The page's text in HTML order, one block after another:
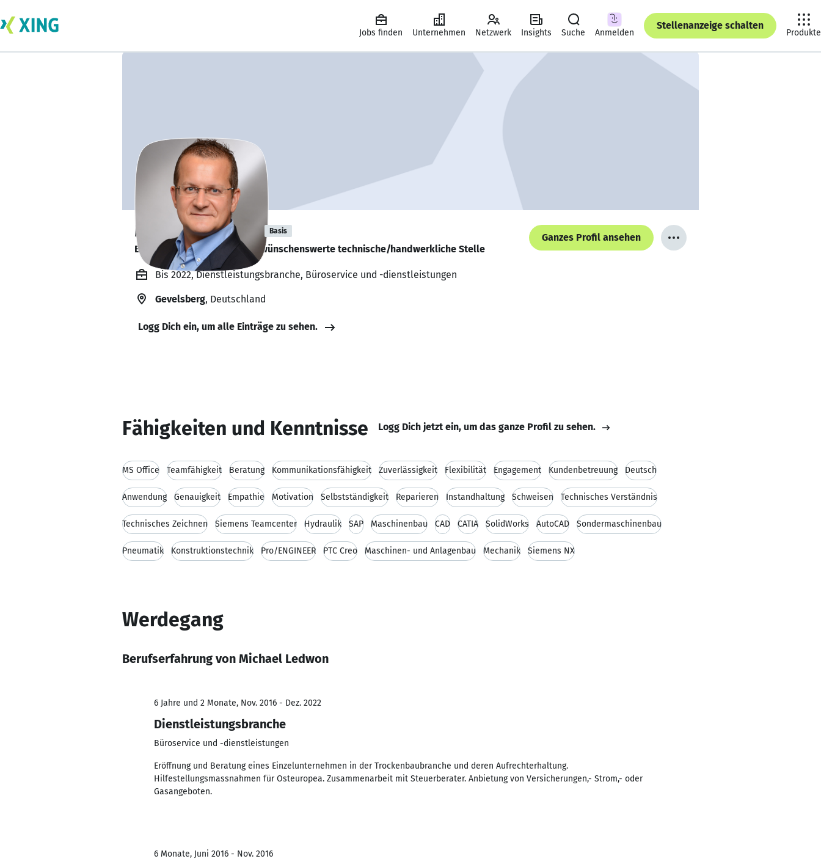
Jobs finden Unternehmen Netzwerk Insights Suche Anmelden
Stellenanzeige schalten
Produkte
Michael Ledwon Basis
Bin zur Zeit Arbeitssuchend, wünschenswerte technische/handwerkliche Stelle
Ganzes Profil ansehen
Bis 2022, Dienstleistungsbranche, Büroservice und -dienstleistungen
Gevelsberg, Deutschland
Logg Dich ein, um alle Einträge zu sehen.
Fähigkeiten und Kenntnisse Logg Dich jetzt ein, um das ganze Profil zu sehen.
MS Office Teamfähigkeit Beratung Kommunikationsfähigkeit Zuverlässigkeit Flexibilität Engagement Kundenbetreuung Deutsch
Anwendung Genauigkeit Empathie Motivation Selbstständigkeit Reparieren Instandhaltung Schweisen Technisches Verständnis
Technisches Zeichnen Siemens Teamcenter Hydraulik SAP Maschinenbau CAD CATIA SolidWorks AutoCAD Sondermaschinenbau
Pneumatik Konstruktionstechnik Pro/ENGINEER PTC Creo Maschinen- und Anlagenbau Mechanik Siemens NX
Werdegang
Berufserfahrung von Michael Ledwon
6 Jahre und 2 Monate, Nov. 2016 - Dez. 2022
Dienstleistungsbranche
Büroservice und -dienstleistungen
Eröffnung und Beratung eines Einzelunternehmen in der Trockenbaubranche und deren Aufrechterhaltung.
Hilfestellungsmassnahmen für Osteuropea. Zusammenarbeit mit Steuerberater. Anbietung von Versicherungen,- Strom,- oder
Gasangeboten.
6 Monate, Juni 2016 - Nov. 2016